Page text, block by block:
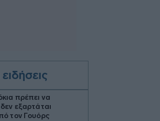
πρέπει να
εξαρτάται
τον Γουόρς